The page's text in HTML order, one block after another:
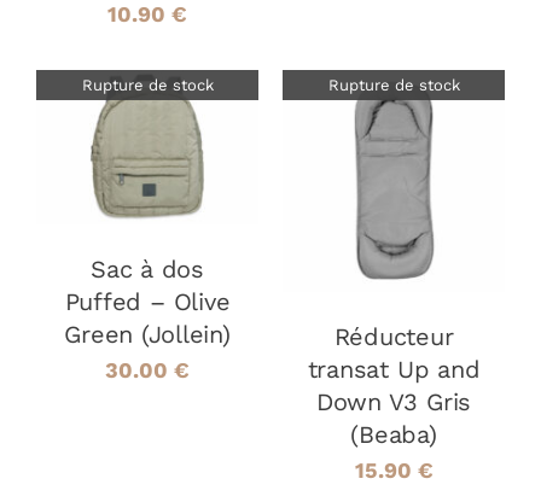
10.90 €
Rupture de stock
DÉTAILS
Sac à dos
Puffed – Olive
Green (Jollein)
30.00 €
Rupture de stock
Réducteur
transat Up and
Down V3 Gris
(Beaba)
15.90 €